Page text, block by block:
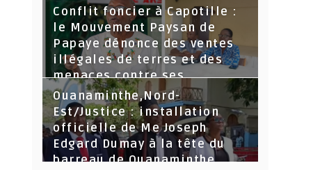
Conflit foncier à Capotille :
le Mouvement Paysan de
Papaye dénonce des ventes
illégales de terres et des
menaces contre ses
dirigeants
Ouanaminthe,Nord-
Est/Justice : installation
officielle de Me Joseph
Edgard Dumay à la tête du
barreau de Ouanaminthe.